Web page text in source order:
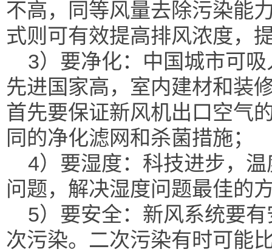
不高，同等风量去除污染能
式则可有效提高排风浓度，
3）要净化：中国城市可吸
先进国家高，室内建材和装
首先要保证新风机出口空气
同的净化滤网和杀菌措施；
4）要湿度：科技进步，温
问题，解决湿度问题最佳的
5）要安全：新风系统要有
次污染。二次污染有时可能